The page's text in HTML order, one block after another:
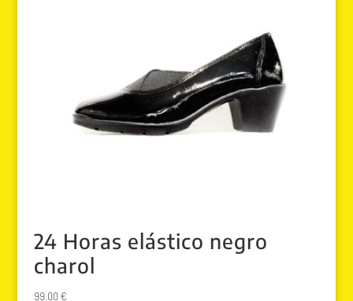
24 Horas elástico negro
charol
99.00€